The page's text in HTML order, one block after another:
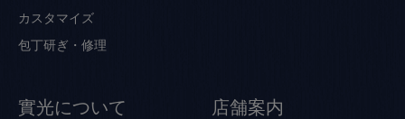
カスタマイズ
包丁研ぎ・修理
實光について 店舗案内